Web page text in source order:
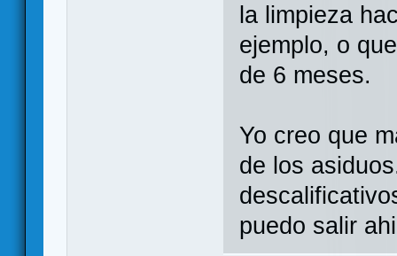
la limpieza
ejemplo, o
de 6 meses.
Yo creo que
de los
puedo salir